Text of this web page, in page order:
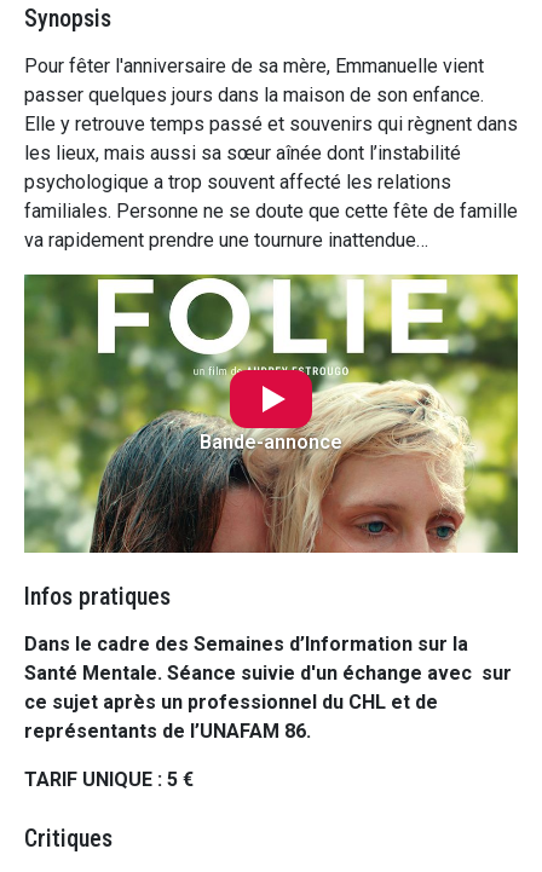
Synopsis
Pour fêter l'anniversaire de sa mère, Emmanuelle vient
passer quelques jours dans la maison de son enfance.
Elle y retrouve temps passé et souvenirs qui règnent dans
les lieux, mais aussi sa sœur aînée dont l’instabilité
psychologique a trop souvent affecté les relations
familiales. Personne ne se doute que cette fête de famille
va rapidement prendre une tournure inattendue…
Bande-annonce
Infos pratiques
Dans le cadre des Semaines d’Information sur la
Santé Mentale. Séance suivie d'un échange avec sur
ce sujet après un professionnel du CHL et de
représentants de l’UNAFAM 86.
TARIF UNIQUE : 5 €
Critiques